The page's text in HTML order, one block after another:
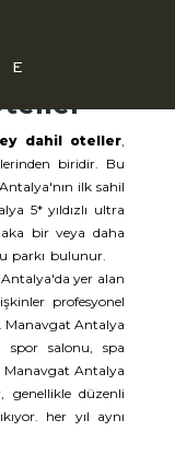
Ultra
dahil oteller,
biridir. Bu
ilk sahil
5* yıldızlı ultra
bir veya daha
parkı bulunur.
yer alan
profesyonel
Manavgat Antalya
salonu, spa
Manavgat Antalya
genellikle düzenli
her yıl aynı